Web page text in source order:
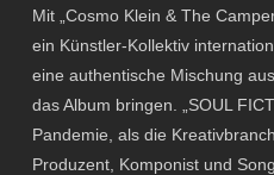
Mit „Cosmo Klein & The
ein Künstler-Kollektiv
eine authentische Mischung
das Album bringen. „SOUL
Pandemie, als die
Produzent, Komponist und